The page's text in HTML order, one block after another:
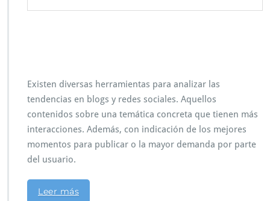
Existen diversas herramientas para analizar las
tendencias en blogs y redes sociales. Aquellos
contenidos sobre una temática concreta que tienen más
interacciones. Además, con indicación de los mejores
momentos para publicar o la mayor demanda por parte
del usuario.
Leer más